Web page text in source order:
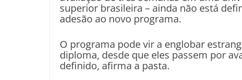
superior brasileira – ainda não está
adesão ao novo programa.
O programa pode vir a englobar
diploma, desde que eles passem por
definido, afirma a pasta.